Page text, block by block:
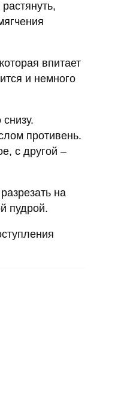
впитает
и немного
противень.
с другой –
на
пудрой.